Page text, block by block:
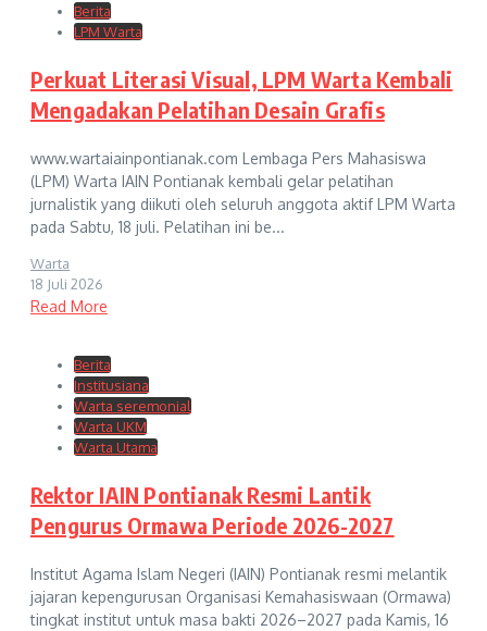
Berita
LPM Warta
Perkuat Literasi Visual, LPM Warta Kembali
Mengadakan Pelatihan Desain Grafis
www.wartaiainpontianak.com Lembaga Pers Mahasiswa
(LPM) Warta IAIN Pontianak kembali gelar pelatihan
jurnalistik yang diikuti oleh seluruh anggota aktif LPM Warta
pada Sabtu, 18 juli. Pelatihan ini be...
Warta
18 Juli 2026
Read More
Berita
Institusiana
Warta seremonial
Warta UKM
Warta Utama
Rektor IAIN Pontianak Resmi Lantik
Pengurus Ormawa Periode 2026-2027
Institut Agama Islam Negeri (IAIN) Pontianak resmi melantik
jajaran kepengurusan Organisasi Kemahasiswaan (Ormawa)
tingkat institut untuk masa bakti 2026–2027 pada Kamis, 16